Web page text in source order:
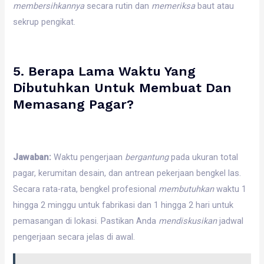
membersihkannya secara rutin dan memeriksa baut atau
sekrup pengikat.
5. Berapa Lama Waktu Yang
Dibutuhkan Untuk Membuat Dan
Memasang Pagar?
Jawaban: Waktu pengerjaan bergantungpada ukuran total
pagar, kerumitan desain, dan antrean pekerjaan bengkel las.
Secara rata-rata, bengkel profesional membutuhkanwaktu 1
hingga 2 minggu untuk fabrikasi dan 1 hingga 2 hari untuk
pemasangan di lokasi. Pastikan Anda mendiskusikanjadwal
pengerjaan secara jelas di awal.